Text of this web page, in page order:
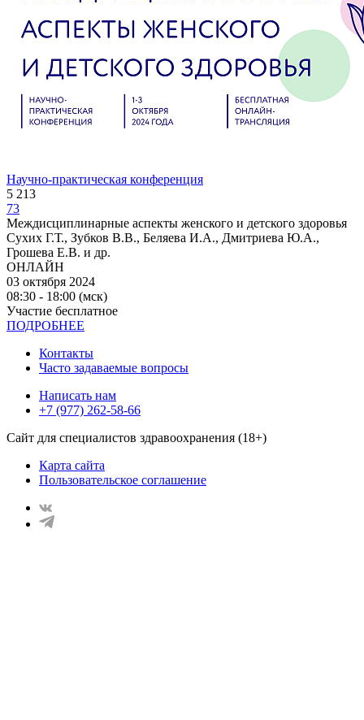
Научно-практическая конференция
5 213
73
Междисциплинарные аспекты женского и детского здоровья
Сухих Г.Т., Зубков В.В., Беляева И.А., Дмитриева Ю.А.,
Грошева Е.В. и др.
ОНЛАЙН
03 октября 2024
08:30 - 18:00 (мск)
Участие бесплатное
ПОДРОБНЕЕ
Контакты
Часто задаваемые вопросы
Написать нам
+7 (977) 262-58-66
Сайт для специалистов здравоохранения (18+)
Карта сайта
Пользовательское соглашение